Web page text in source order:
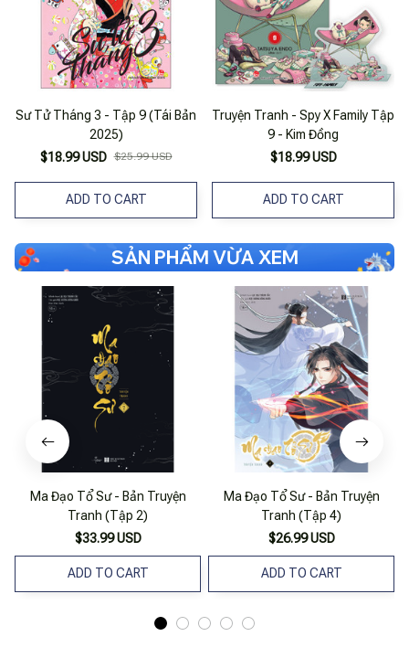
Sư Tử Tháng 3 - Tập 9 (Tái Bản
2025)
$18.99 USD $25.99 USD
ADD TO CART
Truyện Tranh - Spy X Family Tập
9 - Kim Đồng
$18.99 USD
ADD TO CART
SẢN PHẨM VỪA XEM
Ma Đạo Tổ Sư - Bản Truyện
Tranh (Tập 2)
$33.99 USD
ADD TO CART
Ma Đạo Tổ Sư - Bản Truyện
Tranh (Tập 4)
$26.99 USD
ADD TO CART